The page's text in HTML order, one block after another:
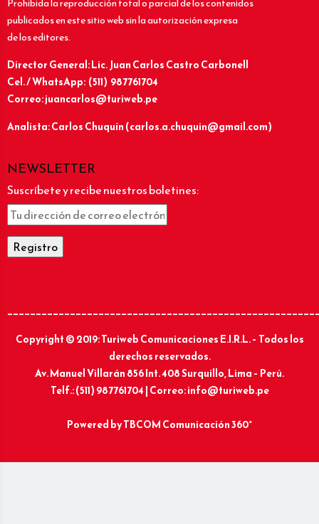
Prohibida la reproducción total o parcial de los contenidos
publicados en este sitio web sin la autorización expresa
de los editores.
Director General: Lic.Juan Carlos Castro Carbonell
Cel. / WhatsApp: (511) 987761704
Correo: juancarlos@turiweb.pe
Analista: Carlos Chuquín (carlos.a.chuquin@gmail.com)
NEWSLETTER
Suscríbete y recibe nuestros boletines:
Copyright © 2019: Turiweb Comunicaciones E.I.R.L. – Todos los
derechos reservados.
Av. Manuel Villarán 856 Int. 408 Surquillo, Lima – Perú.
Telf.: (511) 987761704 | Correo: info@turiweb.pe
Powered byTBCOM Comunicación 360°